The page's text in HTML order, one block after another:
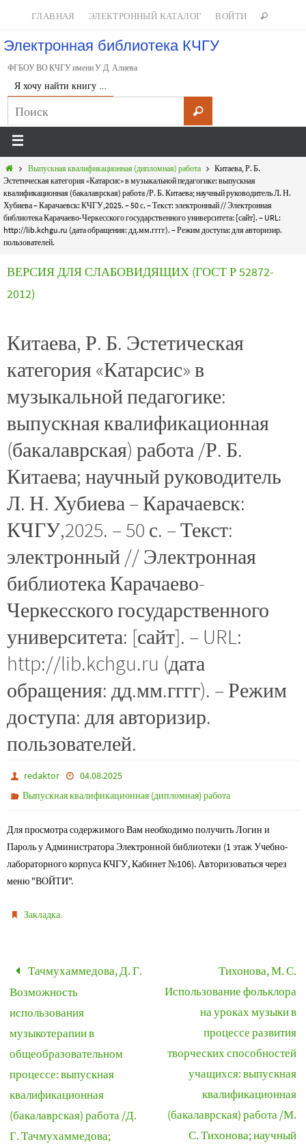
ГЛАВНАЯ ЭЛЕКТРОННЫЙ КАТАЛОГ ВОЙТИ
Электронная библиотека КЧГУ
ФГБОУ ВО КЧГУ имени У.Д. Алиева
Я хочу найти книгу …
Выпускная квалификационная (дипломная) работа
Китаева, Р. Б.
Эстетическая категория «Катарсис» в музыкальной педагогике: выпускная
квалификационная (бакалаврская) работа /Р. Б. Китаева; научный руководитель Л. Н.
Хубиева – Карачаевск: КЧГУ,2025. – 50 с. – Текст: электронный // Электронная
библиотека Карачаево-Черкесского государственного университета: [сайт]. – URL:
http://lib.kchgu.ru (дата обращения: дд.мм.гггг). – Режим доступа: для авторизир.
пользователей.
ВЕРСИЯ ДЛЯ СЛАБОВИДЯЩИХ (ГОСТ Р 52872-
2012)
Китаева, Р. Б. Эстетическая
категория «Катарсис» в
музыкальной педагогике:
выпускная квалификационная
(бакалаврская) работа /Р. Б.
Китаева; научный руководитель
Л. Н. Хубиева – Карачаевск:
КЧГУ,2025. – 50 с. – Текст:
электронный // Электронная
библиотека Карачаево-
Черкесского государственного
университета: [сайт]. – URL:
http://lib.kchgu.ru (дата
обращения: дд.мм.гггг). – Режим
доступа: для авторизир.
пользователей.
redaktor
04.08.2025
Выпускная квалификационная (дипломная) работа
Для просмотра содержимого Вам необходимо получить Логин и
Пароль у Администратора Электронной библиотеки (1 этаж Учебно-
лабораторного корпуса КЧГУ, Кабинет №106). Авторизоваться через
меню "ВОЙТИ".
Закладка.
Тачмухаммедова, Д. Г.
Возможность
использования
музыкотерапии в
общеобразовательном
процессе: выпускная
квалификационная
(бакалаврская) работа /Д.
Г. Тачмухаммедова;
Тихонова, М. С.
Использование фольклора
на уроках музыки в
процессе развития
творческих способностей
учащихся: выпускная
квалификационная
(бакалаврская) работа /М.
С. Тихонова; научный